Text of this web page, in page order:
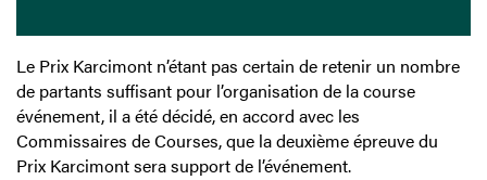
Le Prix Karcimont n’étant pas certain de retenir un nombre
de partants suffisant pour l’organisation de la course
événement, il a été décidé, en accord avec les
Commissaires de Courses, que la deuxième épreuve du
Prix Karcimont sera support de l’événement.